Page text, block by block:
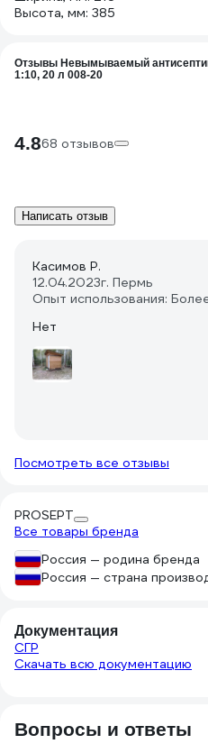
Высота, мм: 385
Отзывы Невымываемый антисептик
1:10, 20 л 008-20
4.868 отзывов
Написать отзыв
Касимов Р.
12.04.2023г. Пермь
Опыт использования:
Нет
Посмотреть все отзывы
PROSEPT
Все товары бренда
Россия — родина бренда
Россия — страна
Документация
СГР
Скачать всю документацию
Вопросы и ответы